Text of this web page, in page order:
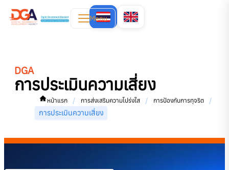
Menu
DGA
การประเมินความเสี่ยง
หน้าแรก / การส่งเสริมความโปร่งใส / การป้องกันการทุจริต
/
การประเมินความเสี่ยง